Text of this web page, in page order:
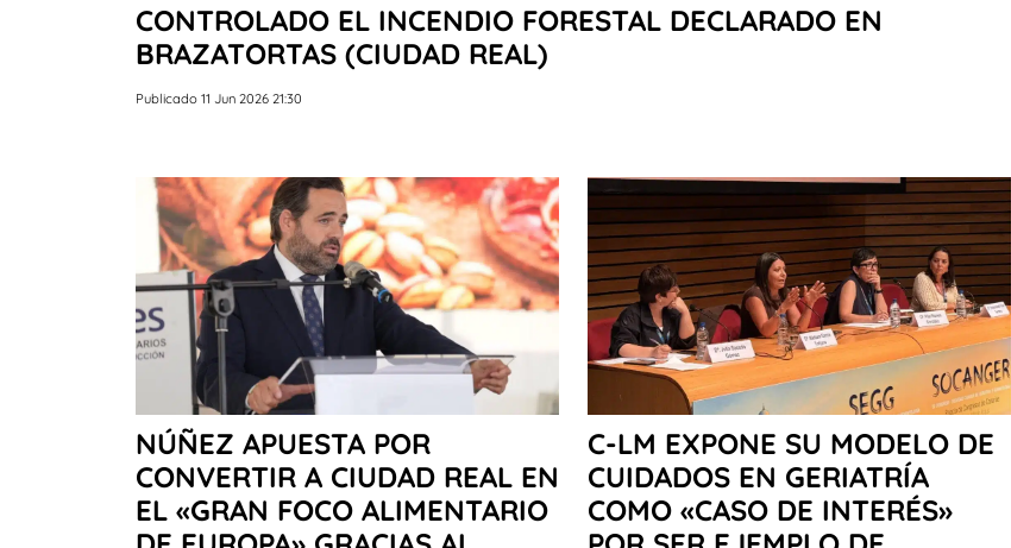
CONTROLADO EL INCENDIO FORESTAL DECLARADO EN
BRAZATORTAS (CIUDAD REAL)
Publicado 11 Jun 2026 21:30
NÚÑEZ APUESTA POR
CONVERTIR A CIUDAD REAL EN
EL «GRAN FOCO ALIMENTARIO
C-LM EXPONE SU MODELO DE
CUIDADOS EN GERIATRÍA
COMO «CASO DE INTERÉS»